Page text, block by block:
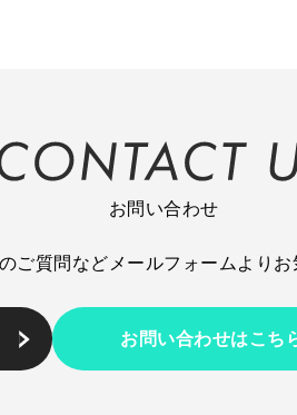
お問い合わせ
ご質問など メールフォームより お
お問い合わせはこち